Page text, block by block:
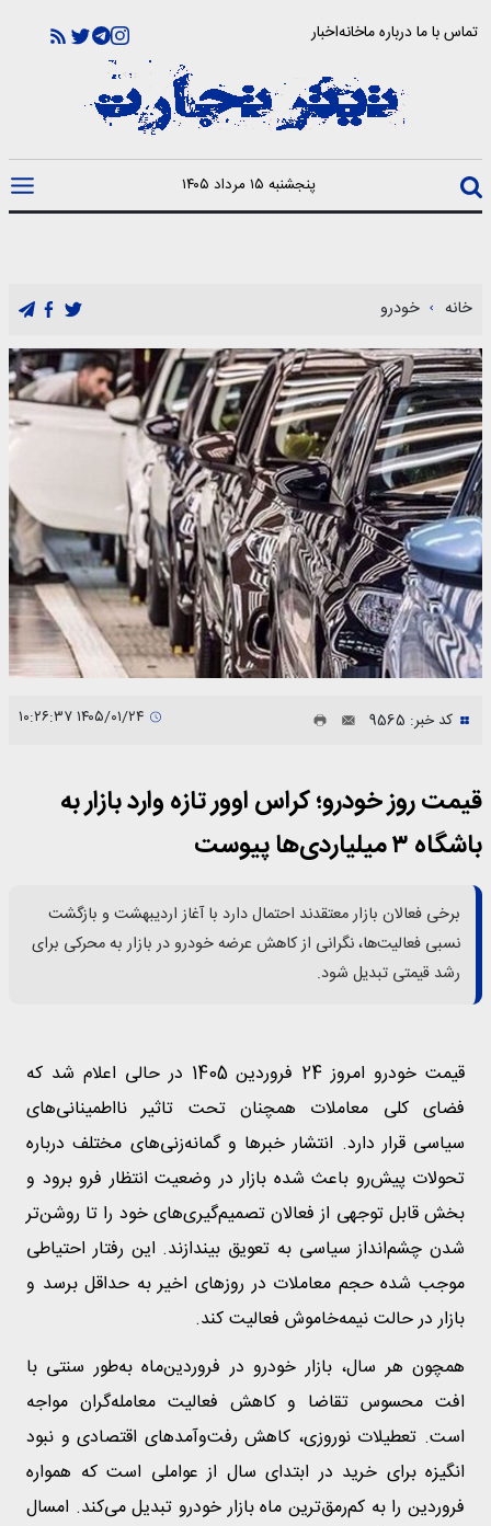
تماس با مادرباره ماخانهاخبار
پنجشنبه ۱۵ مرداد ۱۴۰۵
خانه خودرو
کد خبر: 9565
قیمت روز خودرو؛ کراس اوور تازه وارد بازار به
باشگاه ۳ میلیاردی‌ها پیوست
برخی فعالان بازار معتقدند احتمال دارد با آغاز اردیبهشت و بازگشت
نسبی فعالیت‌ها، نگرانی از کاهش عرضه خودرو در بازار به محرکی برای
رشد قیمتی تبدیل شود.
قیمت خودرو امروز 24 فروردین 1405 در حالی اعلام شد که
فضای کلی معاملات همچنان تحت تاثیر نااطمینانی‌های
سیاسی قرار دارد. انتشار خبرها و گمانه‌زنی‌های مختلف درباره
تحولات پیش‌رو باعث شده بازار در وضعیت انتظار فرو برود و
بخش قابل توجهی از فعالان تصمیم‌گیری‌های خود را تا روشن‌تر
شدن چشم‌انداز سیاسی به تعویق بیندازند. این رفتار احتیاطی
موجب شده حجم معاملات در روزهای اخیر به حداقل برسد و
بازار در حالت نیمه‌خاموش فعالیت کند.
همچون هر سال، بازار خودرو در فروردین‌ماه به‌طور سنتی با
افت محسوس تقاضا و کاهش فعالیت معامله‌گران مواجه
است. تعطیلات نوروزی، کاهش رفت‌وآمدهای اقتصادی و نبود
انگیزه برای خرید در ابتدای سال از عواملی است که همواره
فروردین را به کم‌رمق‌ترین ماه بازار خودرو تبدیل می‌کند. امسال